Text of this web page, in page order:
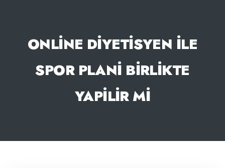
ONLINE DIYETISYEN İLE
SPOR PLANI BIRLIKTE
YAPILIR MI